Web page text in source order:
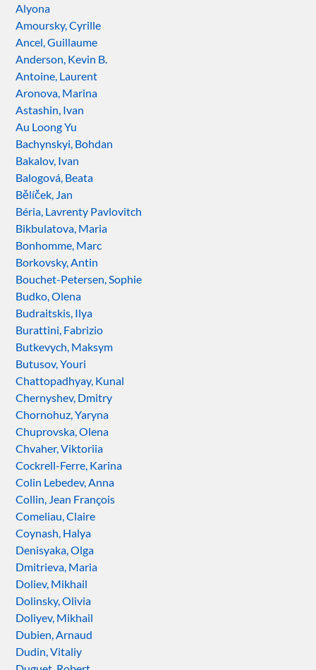
Alyona
Amoursky, Cyrille
Ancel, Guillaume
Anderson, Kevin B.
Antoine, Laurent
Aronova, Marina
Astashin, Ivan
Au Loong Yu
Bachynskyi, Bohdan
Bakalov, Ivan
Balogová, Beata
Bělíček, Jan
Béria, Lavrenty Pavlovitch
Bikbulatova, Maria
Bonhomme, Marc
Borkovsky, Antin
Bouchet-Petersen, Sophie
Budko, Olena
Budraitskis, Ilya
Burattini, Fabrizio
Butkevych, Maksym
Butusov, Youri
Chattopadhyay, Kunal
Chernyshev, Dmitry
Chornohuz, Yaryna
Chuprovska, Olena
Chvaher, Viktoriia
Cockrell-Ferre, Karina
Colin Lebedev, Anna
Collin, Jean François
Comeliau, Claire
Coynash, Halya
Denisyaka, Olga
Dmitrieva, Maria
Doliev, Mikhail
Dolinsky, Olivia
Doliyev, Mikhail
Dubien, Arnaud
Dudin, Vitaliy